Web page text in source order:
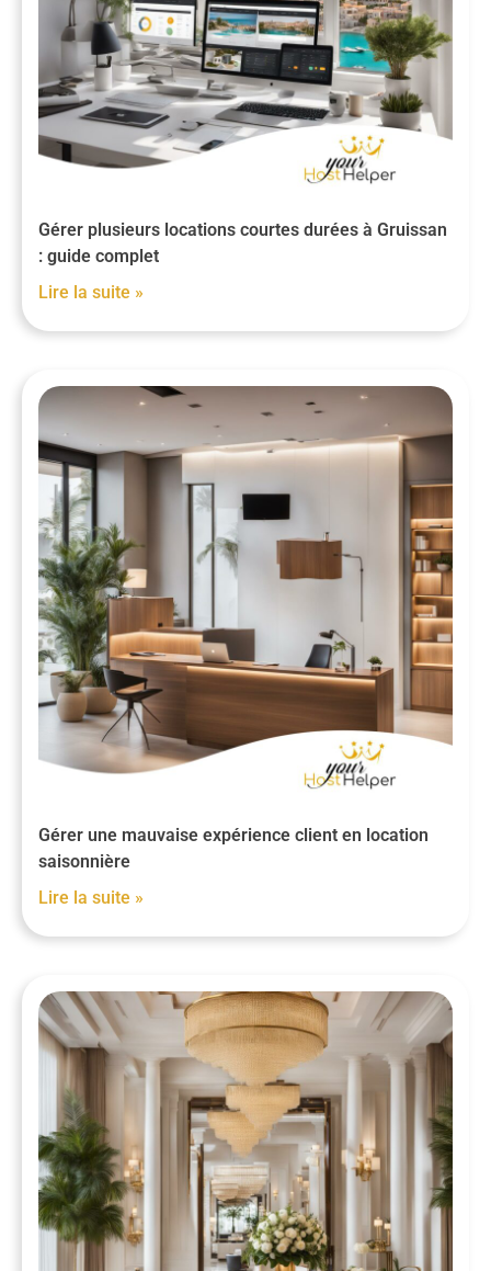
Gérer plusieurs locations courtes durées à Gruissan
: guide complet
Lire la suite »
Gérer une mauvaise expérience client en location
saisonnière
Lire la suite »